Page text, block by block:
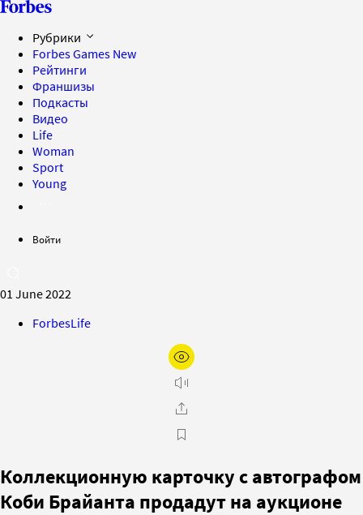
Рубрики
Forbes Games New
Рейтинги
Франшизы
Подкасты
Видео
Life
Woman
Sport
Young
Войти
01 June 2022
ForbesLife
Коллекционную карточку с автографом
Коби Брайанта продадут на аукционе